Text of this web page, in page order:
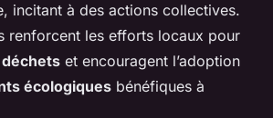
incitant à des actions collectives.
renforcent les efforts locaux pour
et encouragent l’adoption
écologiques bénéfiques à